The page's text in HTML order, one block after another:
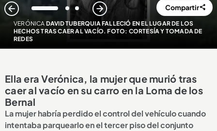
VERÓNICA DAVID TUBERQUIA FALLECIÓ EN EL LUGAR DE LOS
HECHOS TRAS CAER AL VACÍO. FOTO: CORTESÍA Y TOMADA DE
REDES
1 2 3 Compartir
Ella era Verónica, la mujer que murió tras
caer al vacío en su carro en la Loma de los
Bernal
La mujer habría perdido el control del vehículo cuando
intentaba parquearlo en el tercer piso del conjunto